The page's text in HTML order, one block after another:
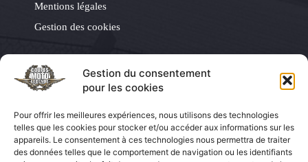
Gestion du consentement
pour les cookies
Pour offrir les meilleures expériences, nous utilisons des technologies
telles que les cookies pour stocker et/ou accéder aux informations sur les
appareils. Le consentement à ces technologies nous permettra de traiter
des données telles que le comportement de navigation ou les identifiants
Mentions légales
Gestion des cookies
Les Éditions LVA
Coupes Auto Légende
La Vie de la Moto